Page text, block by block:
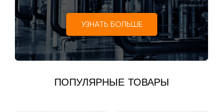
УЗНАТЬ БОЛЬШЕ
ПОПУЛЯРНЫЕ ТОВАРЫ